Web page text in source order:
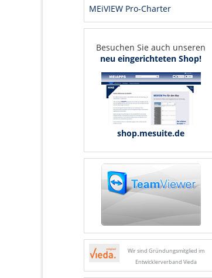
MEiVIEW Pro-Charter
Besuchen Sie auch unseren
neu eingerichteten Shop!
shop.mesuite.de
Wir sind Gründungsmitglied im
Entwicklerverband Vieda